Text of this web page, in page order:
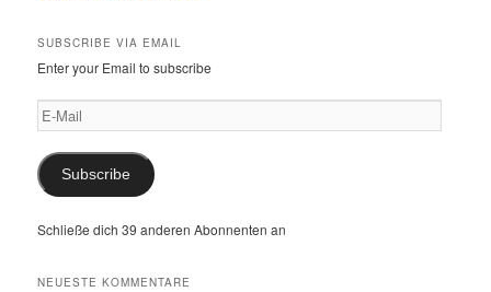
SUBSCRIBE VIA EMAIL
Enter your Email to subscribe
E-
Mail
Subscribe
Schließe dich 39 anderen Abonnenten an
NEUESTE KOMMENTARE